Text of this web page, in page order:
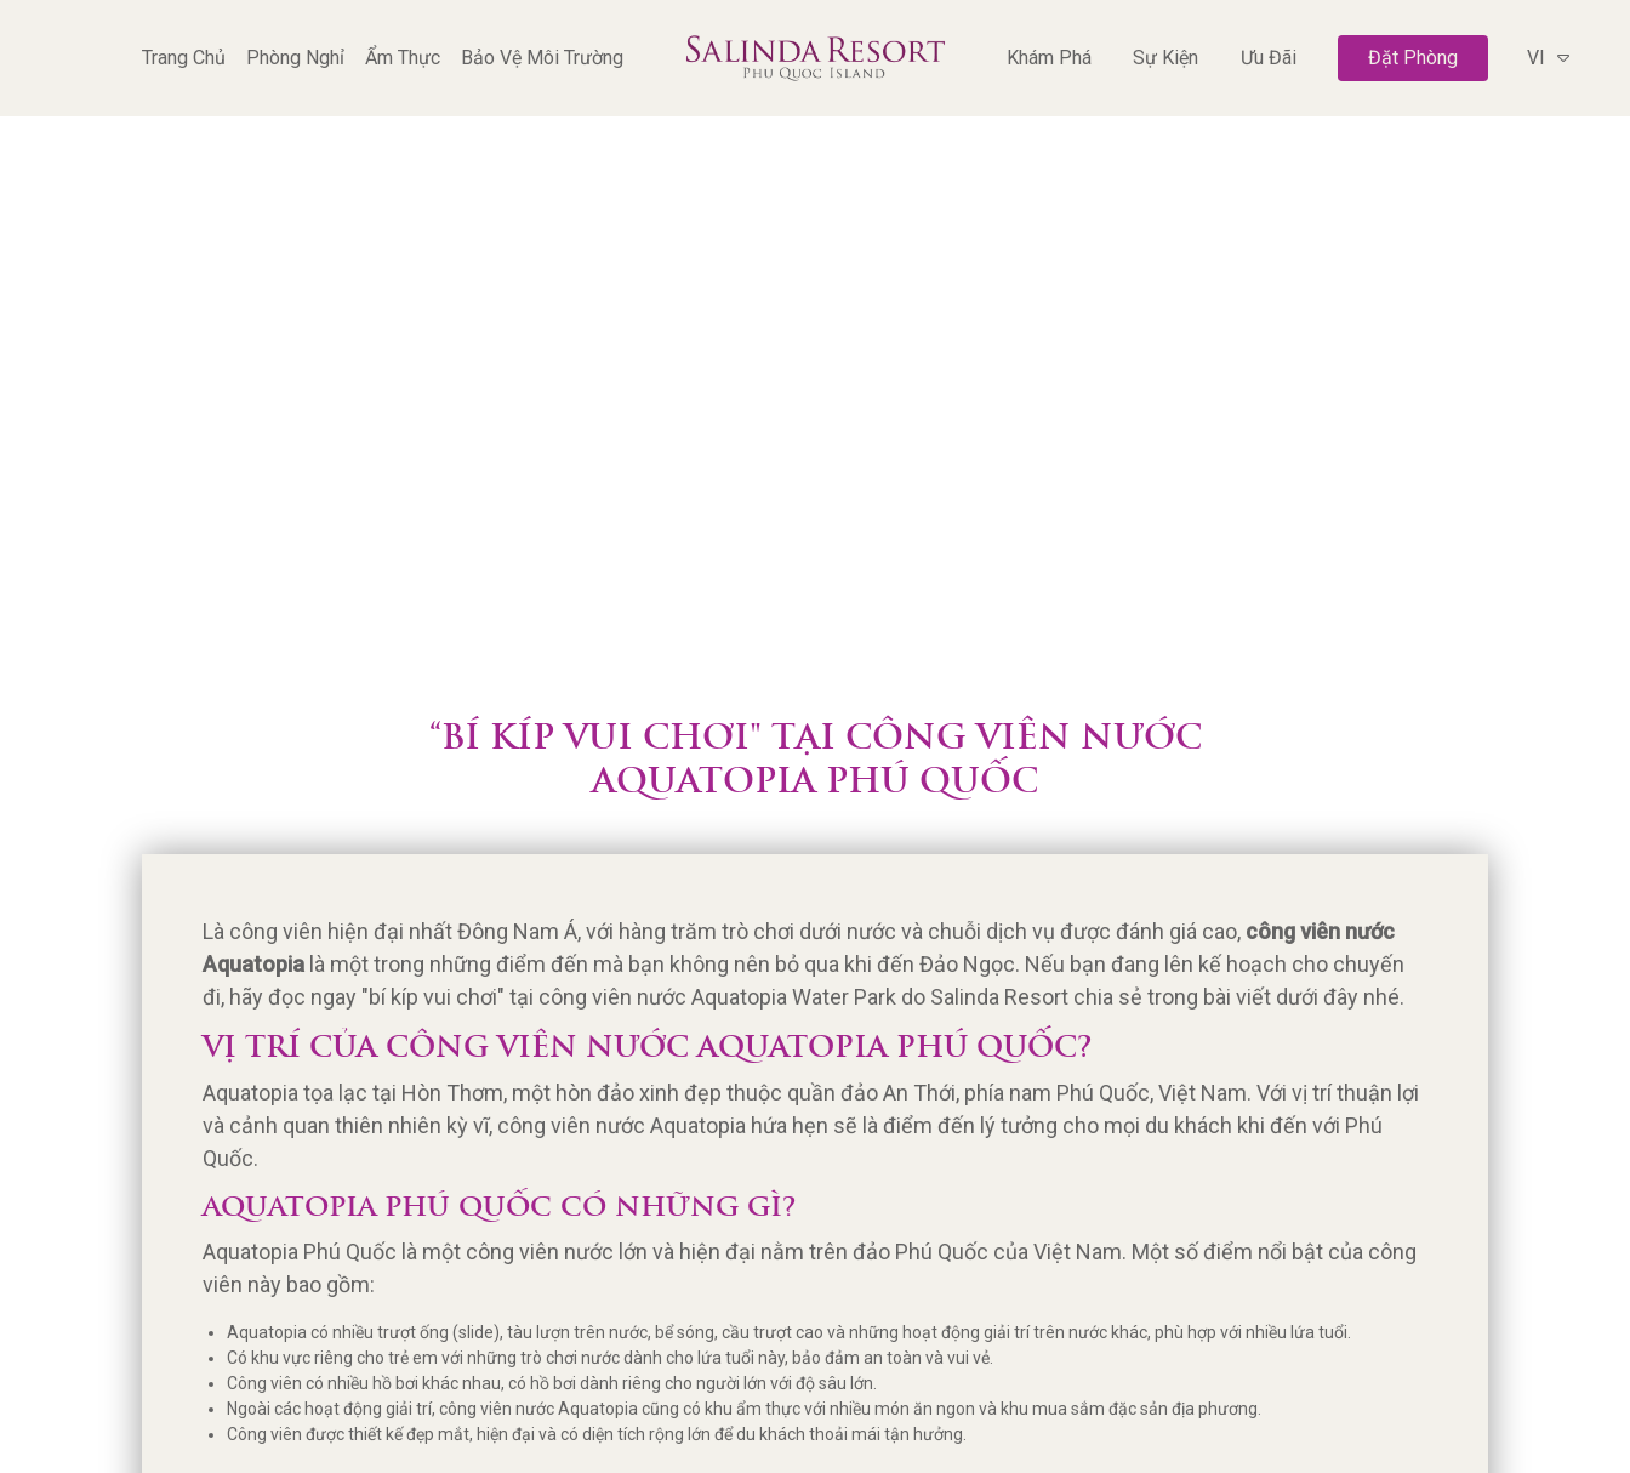
Trang Chủ Phòng Nghỉ Ẩm Thực Bảo Vệ Môi Trường Khám Phá Sự Kiện Ưu Đãi Đặt Phòng VI
“BÍ KÍP VUI CHƠI" TẠI CÔNG VIÊN NƯỚC
AQUATOPIA PHÚ QUỐC
Là công viên hiện đại nhất Đông Nam Á, với hàng trăm trò chơi dưới nước và chuỗi dịch vụ được đánh giá cao, công viên nước
Aquatopia là một trong những điểm đến mà bạn không nên bỏ qua khi đến Đảo Ngọc. Nếu bạn đang lên kế hoạch cho chuyến
đi, hãy đọc ngay "bí kíp vui chơi" tại công viên nước Aquatopia Water Park do Salinda Resort chia sẻ trong bài viết dưới đây nhé.
VỊ TRÍ CỦA CÔNG VIÊN NƯỚC AQUATOPIA PHÚ QUỐC?
Aquatopia tọa lạc tại Hòn Thơm, một hòn đảo xinh đẹp thuộc quần đảo An Thới, phía nam Phú Quốc, Việt Nam. Với vị trí thuận lợi
và cảnh quan thiên nhiên kỳ vĩ, công viên nước Aquatopia hứa hẹn sẽ là điểm đến lý tưởng cho mọi du khách khi đến với Phú
Quốc.
AQUATOPIA PHÚ QUỐC CÓ NHỮNG GÌ?
Aquatopia Phú Quốc là một công viên nước lớn và hiện đại nằm trên đảo Phú Quốc của Việt Nam. Một số điểm nổi bật của công
viên này bao gồm:
Aquatopia có nhiều trượt ống (slide), tàu lượn trên nước, bể sóng, cầu trượt cao và những hoạt động giải trí trên nước khác, phù hợp với nhiều lứa tuổi.
Có khu vực riêng cho trẻ em với những trò chơi nước dành cho lứa tuổi này, bảo đảm an toàn và vui vẻ.
Công viên có nhiều hồ bơi khác nhau, có hồ bơi dành riêng cho người lớn với độ sâu lớn.
Ngoài các hoạt động giải trí, công viên nước Aquatopia cũng có khu ẩm thực với nhiều món ăn ngon và khu mua sắm đặc sản địa phương.
Công viên được thiết kế đẹp mắt, hiện đại và có diện tích rộng lớn để du khách thoải mái tận hưởng.